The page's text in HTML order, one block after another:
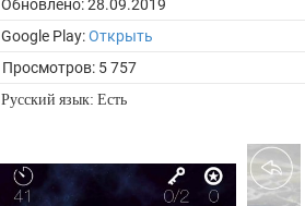
Обновлено:28.09.2019
Google Play:Открыть
Просмотров: 5 757
Русский язык: Есть